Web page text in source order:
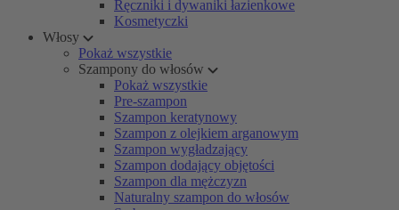
Ręczniki i dywaniki łazienkowe
Kosmetyczki
Włosy
Pokaż wszystkie
Szampony do włosów
Pokaż wszystkie
Pre-szampon
Szampon keratynowy
Szampon z olejkiem arganowym
Szampon wygładzający
Szampon dodający objętości
Szampon dla mężczyzn
Naturalny szampon do włosów